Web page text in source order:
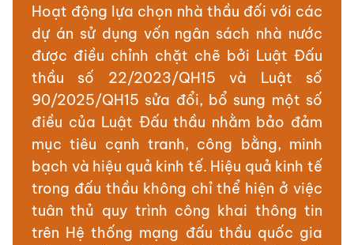
Hoạt động lựa chọn nhà thầu đối với các
dự án sử dụng vốn ngân sách nhà nước
được điều chỉnh chặt chẽ bởi Luật Đấu
thầu số 22/2023/QH15 và Luật số
90/2025/QH15 sửa đổi, bổ sung một số
điều của Luật Đấu thầu nhằm bảo đảm
mục tiêu cạnh tranh, công bằng, minh
bạch và hiệu quả kinh tế. Hiệu quả kinh tế
trong đấu thầu không chỉ thể hiện ở việc
tuân thủ quy trình công khai thông tin
trên Hệ thống mạng đấu thầu quốc gia